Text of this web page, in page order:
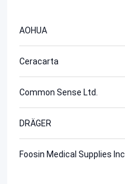
AOHUA
Ceracarta
Common Sense Ltd.
DRÄGER
Foosin Medical Supplies Inc.